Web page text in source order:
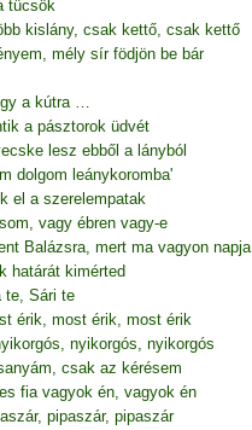
tücsök
kislány, csak kettő, csak kettő
mély sír födjön be bár
a kútra …
a pásztorok üdvét
lesz ebből a lányból
dolgom leánykoromba'
el a szerelempatak
vagy ébren vagy-e
Balázsra, mert ma vagyon napja
határát kimérted
Sári te
érik, most érik, most érik
nyikorgós, nyikorgós
csak az kérésem
fia vagyok én, vagyok én
pipaszár, pipaszár